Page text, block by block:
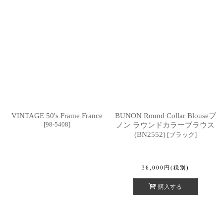
VINTAGE 50's Frame France
[98-5408]
BUNON Round Collar Blouseブ
ノン ラウンドカラーブラウス
(BN2552) [ブラック]
36,000 円 (税別)
購入する